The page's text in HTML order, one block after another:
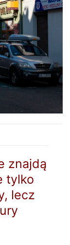
znajdą
tylko
lecz